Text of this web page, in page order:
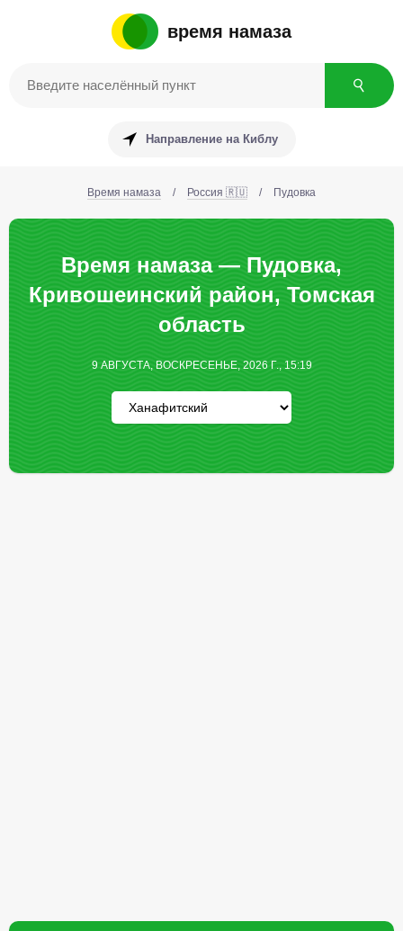
время намаза
Направление на Киблу
Время намаза / Россия 🇷🇺 / Пудовка
Время намаза — Пудовка,
Кривошеинский район, Томская
область
9 АВГУСТА, ВОСКРЕСЕНЬЕ, 2026 Г., 15:19